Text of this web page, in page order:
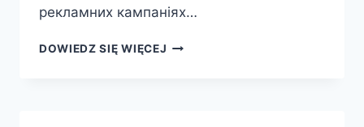
рекламних кампаніях…
DOWIEDZ SIĘ WIĘCEJ ЕФЕКТИВНА